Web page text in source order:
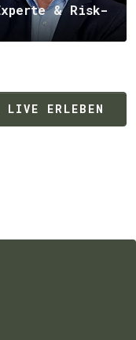
& Risk-
LIVE ERLEBEN